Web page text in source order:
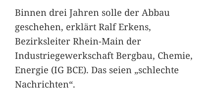
Binnen drei Jahren solle der Abbau
geschehen, erklärt Ralf Erkens,
Bezirksleiter Rhein-Main der
Industriegewerkschaft Bergbau, Chemie,
Energie (IG BCE). Das seien „schlechte
Nachrichten“.